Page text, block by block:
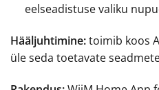
eelseadistuse valiku
Hääljuhtimine:toimib koos
üle seda toetavate